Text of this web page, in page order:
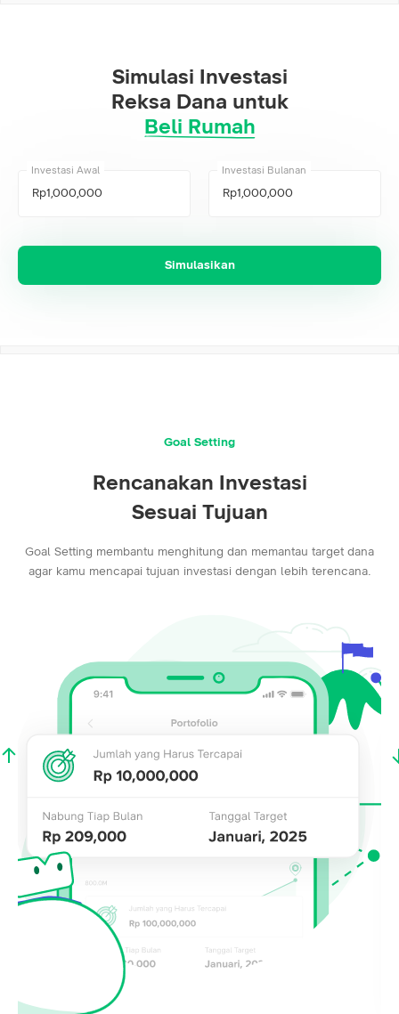
Simulasi Investasi
Reksa Dana untuk
Beli Rumah
Investasi Awal Investasi Bulanan
Simulasikan
Goal Setting
Rencanakan Investasi
Sesuai Tujuan
Goal Setting membantu menghitung dan memantau target dana
agar kamu mencapai tujuan investasi dengan lebih terencana.